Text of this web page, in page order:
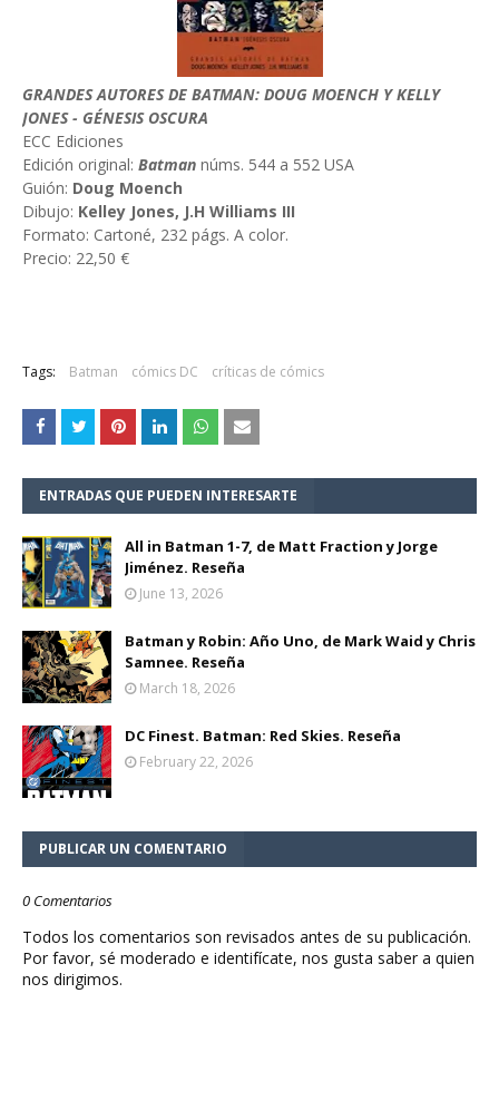
GRANDES AUTORES DE BATMAN: DOUG MOENCH Y KELLY
JONES - GÉNESIS OSCURA
ECC Ediciones
Edición original: Batman núms. 544 a 552 USA
Guión: Doug Moench
Dibujo: Kelley Jones, J.H Williams III
Formato: Cartoné, 232 págs. A color.
Precio: 22,50 €
Tags: Batman cómics DC críticas de cómics
ENTRADAS QUE PUEDEN INTERESARTE
All in Batman 1-7, de Matt Fraction y Jorge
Jiménez. Reseña
June 13, 2026
Batman y Robin: Año Uno, de Mark Waid y Chris
Samnee. Reseña
March 18, 2026
DC Finest. Batman: Red Skies. Reseña
February 22, 2026
PUBLICAR UN COMENTARIO
0 Comentarios
Todos los comentarios son revisados antes de su publicación.
Por favor, sé moderado e identifícate, nos gusta saber a quien
nos dirigimos.